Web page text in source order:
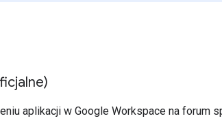
aplikacji w Google Workspace na forum